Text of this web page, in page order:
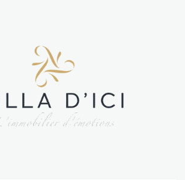
Morbihan (M)